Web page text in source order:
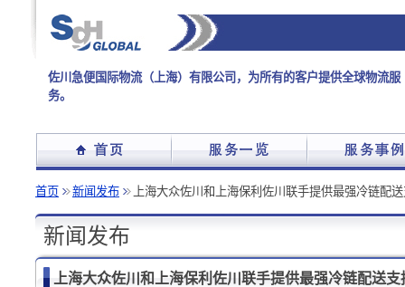
佐川急便国际物流（上海）有限公司，为所有的客户提供全球物流服
务。
首页 新闻发布 上海大众佐川和上海保利佐川联手提供最强冷链配
新闻发布
上海大众佐川和上海保利佐川联手提供最强冷链配送